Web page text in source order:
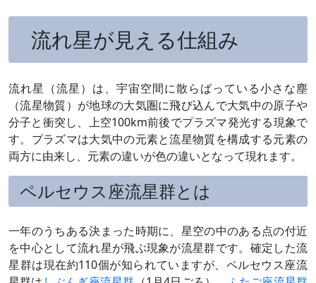
流れ星が見える仕組み
流れ星（流星）は、宇宙空間に散らばっている小さな塵
（流星物質）が地球の大気圏に飛び込んで大気中の原子や
分子と衝突し、上空100km前後でプラズマ発光する現象で
す。プラズマは大気中の元素と流星物質を構成する元素の
両方に由来し、元素の違いが色の違いとなって現れます。
ペルセウス座流星群とは
一年のうちある決まった時期に、星空の中のある点の付近
を中心として流れ星が飛ぶ現象が流星群です。確定した流
星群は現在約110個が知られていますが、ペルセウス座流